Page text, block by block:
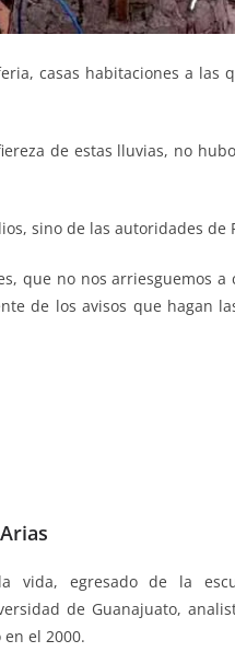
casas habitaciones a las
de estas lluvias, no
sino de las autoridades de
que no nos arriesguemos
de los avisos que hagan
vida, egresado de la
de Guanajuato,
el 2000.